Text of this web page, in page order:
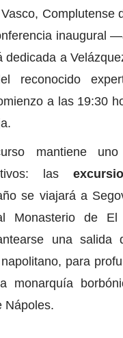
Complutense
inaugural
a
reconocido
a las 19:30
mantiene
las
se viajará a
Monasterio de El
una salida
para
monarquía
Nápoles.